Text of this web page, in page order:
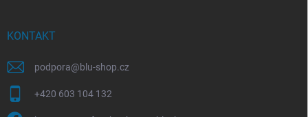
KONTAKT
podpora@blu-shop.cz
+420 603 104 132